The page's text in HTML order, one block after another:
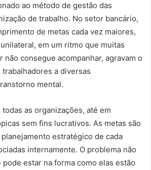
ao método de gestão das
de trabalho. No setor bancário,
de metas cada vez maiores,
em um ritmo que muitas
não consegue acompanhar, agravam o
a diversas
mental.
as organizações, até em
sem fins lucrativos. As metas são
estratégico de cada
internamente. O problema não
pode estar na forma como elas estão